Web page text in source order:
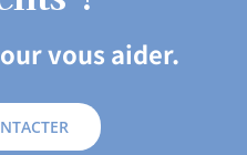
vous aider.